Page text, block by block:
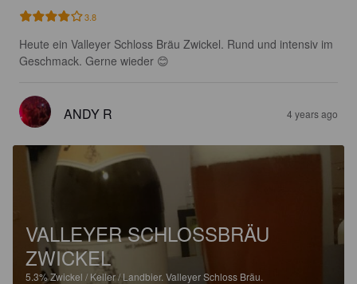
3.8
Heute ein Valleyer Schloss Bräu Zwickel. Rund und intensiv im
Geschmack. Gerne wieder 😊
ANDY R 4 years ago
VALLEYER SCHLOSSBRÄU
ZWICKEL
5.3%Zwickel / Keller / Landbier. Valleyer Schloss Bräu.